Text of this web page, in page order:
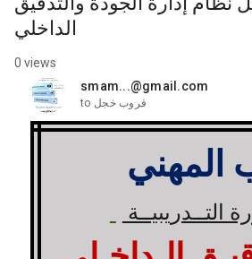
الداخلي
0 views
smam...@gmail.com
unread,
to قروب خجل
المهني
التــدريبيــة